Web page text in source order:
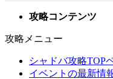
攻略コンテンツ
攻略メニュー
シャドバ攻略TOP
イベントの最新情